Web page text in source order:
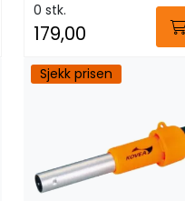
0 stk.
179,00
Sjekk prisen